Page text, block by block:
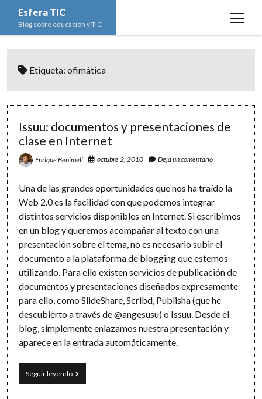
Esfera TIC
Blog sobre educación y TIC
open
Educación y TIC open
Escuela de padres
Espacios
Formación
Innovación
Lectura
menu
Ciencias Naturales
Ed. Plástica y Visual
Geografía e Historia
Historia del Arte
Lengua
Música
Informática
menu
Imagen digital
Ofimática open
Bases de datos
Hoja de cálculo
Programación
Redes de ordenadores
Redes sociales
Sistemas Operativos
Software
Matemáticas open
Estadística
Geometría
twitter
Etiqueta:ofimática
Issuu: documentos y presentaciones de
clase en Internet
Enrique Benimeli octubre 2, 2010 Deja un comentario
Una de las grandes oportunidades que nos ha traído la
Web 2.0 es la facilidad con que podemos integrar
distintos servicios disponibles en Internet. Si escribimos
en un blog y queremos acompañar al texto con una
presentación sobre el tema, no es necesario subir el
documento a la plataforma de blogging que estemos
utilizando. Para ello existen servicios de publicación de
documentos y presentaciones diseñados expresamente
para ello, como SlideShare, Scribd, Publisha (que he
descubierto a través de @angesusu) o Issuu. Desde el
blog, simplemente enlazamos nuestra presentación y
aparece en la entrada automáticamente.
Seguir leyendoIssuu:
documentos